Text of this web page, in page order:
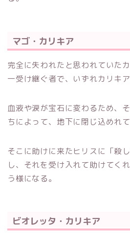
マゴ・カリキア
完全に失われたと思われていた
一受け継ぐ者で、いずれカリキ
血液や涙が宝石に変わるため、
ちによって、地下に閉じ込めれ
そこに助けに来たヒリスに「殺
し、それを 受け入れて助けてく
う様になる。
ビオレッタ・カリキア